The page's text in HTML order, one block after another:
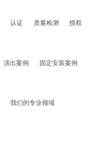
认证 质量检测 授权
演出案例 固定安装案例
我们的专业领域